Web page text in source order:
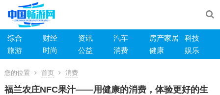
综合 财经 资讯 汽车 房产家居
科技
旅游
时尚 公益 消费 健康 娱乐
您的位置 首页 消费
福兰农庄NFC果汁——用健康的消费，体验更好的生